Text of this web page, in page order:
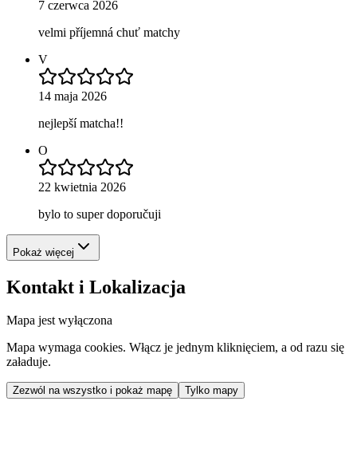
7 czerwca 2026
velmi příjemná chuť matchy
V
14 maja 2026
nejlepší matcha!!
O
22 kwietnia 2026
bylo to super doporučuji
Pokaż więcej
Kontakt i Lokalizacja
Mapa jest wyłączona
Mapa wymaga cookies. Włącz je jednym kliknięciem, a od razu się
załaduje.
Zezwól na wszystko i pokaż mapę Tylko mapy